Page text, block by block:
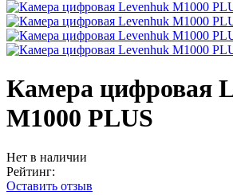
Камера цифровая
M1000 PLUS
Нет в наличии
Рейтинг:
Оставить отзыв